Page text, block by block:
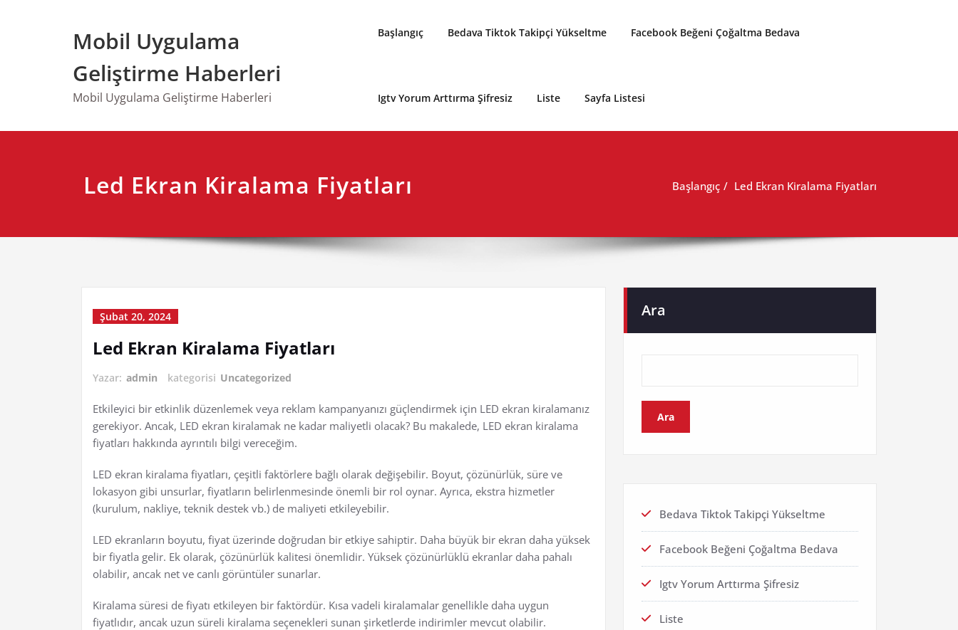
Mobil Uygulama
Geliştirme Haberleri
Mobil Uygulama Geliştirme Haberleri
Başlangıç Bedava Tiktok Takipçi Yükseltme Facebook Beğeni Çoğaltma Bedava
Igtv Yorum Arttırma Şifresiz Liste Sayfa Listesi
Led Ekran Kiralama Fiyatları Başlangıç Led Ekran Kiralama Fiyatları
Şubat 20, 2024
Led Ekran Kiralama Fiyatları
Yazar: admin kategorisi Uncategorized
Etkileyici bir etkinlik düzenlemek veya reklam kampanyanızı güçlendirmek için LED ekran kiralamanız
gerekiyor. Ancak, LED ekran kiralamak ne kadar maliyetli olacak? Bu makalede, LED ekran kiralama
fiyatları hakkında ayrıntılı bilgi vereceğim.
LED ekran kiralama fiyatları, çeşitli faktörlere bağlı olarak değişebilir. Boyut, çözünürlük, süre ve
lokasyon gibi unsurlar, fiyatların belirlenmesinde önemli bir rol oynar. Ayrıca, ekstra hizmetler
(kurulum, nakliye, teknik destek vb.) de maliyeti etkileyebilir.
LED ekranların boyutu, fiyat üzerinde doğrudan bir etkiye sahiptir. Daha büyük bir ekran daha yüksek
bir fiyatla gelir. Ek olarak, çözünürlük kalitesi önemlidir. Yüksek çözünürlüklü ekranlar daha pahalı
olabilir, ancak net ve canlı görüntüler sunarlar.
Kiralama süresi de fiyatı etkileyen bir faktördür. Kısa vadeli kiralamalar genellikle daha uygun
fiyatlıdır, ancak uzun süreli kiralama seçenekleri sunan şirketlerde indirimler mevcut olabilir.
Ara
Ara
Bedava Tiktok Takipçi Yükseltme
Facebook Beğeni Çoğaltma Bedava
Igtv Yorum Arttırma Şifresiz
Liste